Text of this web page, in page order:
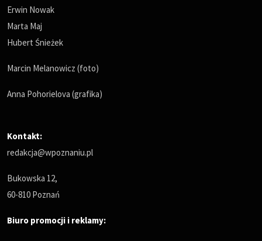
Erwin Nowak
Marta Maj
Hubert Śnieżek
Marcin Melanowicz (foto)
Anna Pohorielova (grafika)
Kontakt:
redakcja@wpoznaniu.pl
Bukowska 12,
60-810 Poznań
Biuro promocji i reklamy: